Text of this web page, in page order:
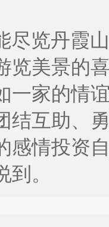
览丹霞
览美景的
一家的情
结互助、
感情投资
。